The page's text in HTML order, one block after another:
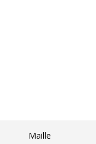
Maille